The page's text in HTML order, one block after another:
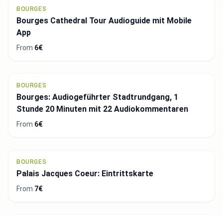
BOURGES
Bourges Cathedral Tour Audioguide mit Mobile
App
From 6€
BOURGES
Bourges: Audiogeführter Stadtrundgang, 1
Stunde 20 Minuten mit 22 Audiokommentaren
From 6€
BOURGES
Palais Jacques Coeur: Eintrittskarte
From 7€